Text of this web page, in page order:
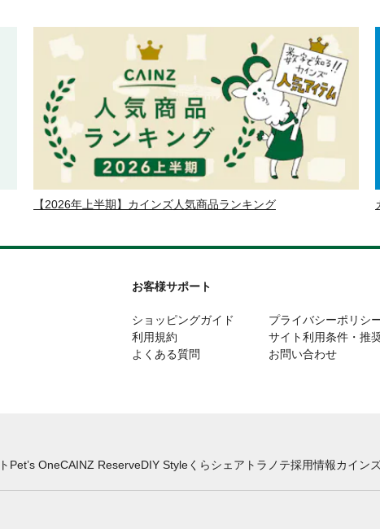
【2026年上半期】カインズ人気商品ランキング
お客様サポート
ショッピングガイド
利用規約
よくある質問
プライバシーポリシ
サイト利用条件・推
お問い合わせ
Pet’s OneCAINZ ReserveDIY Styleくらシェア トラノテ採用情報カイン